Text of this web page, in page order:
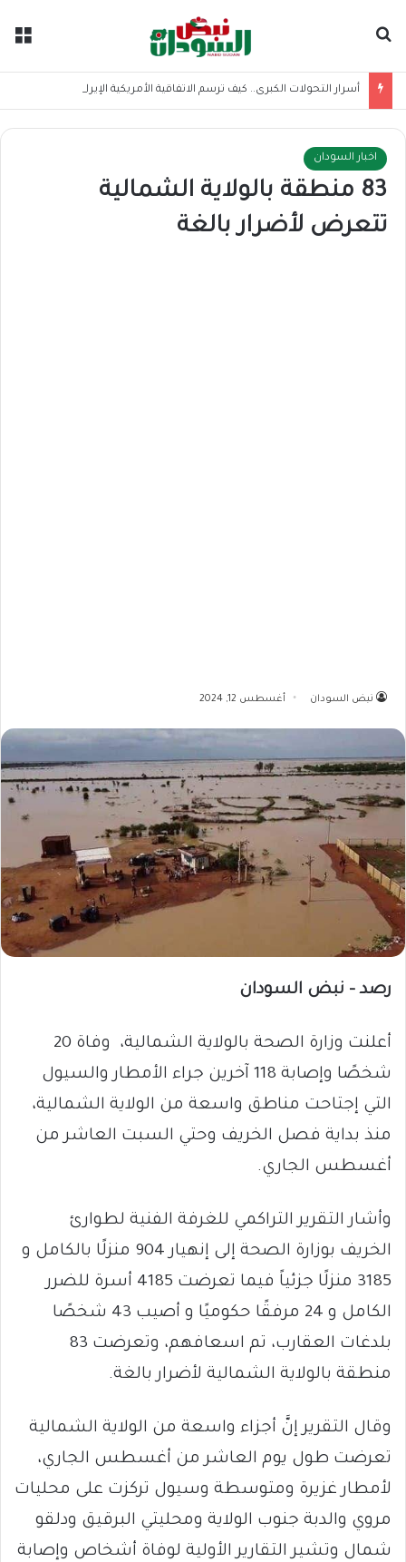
اخبار السودان
83 منطقة بالولاية الشمالية
تتعرض لأضرار بالغة
نبض السودان أغسطس 12, 2024
رصد – نبض السودان
أعلنت وزارة الصحة بالولاية الشمالية، وفاة 20
شخصًا وإصابة 118 آخرين جراء الأمطار والسيول
التي إجتاحت مناطق واسعة من الولاية الشمالية،
منذ بداية فصل الخريف وحتي السبت العاشر من
أغسطس الجاري.
وأشار التقرير التراكمي للغرفة الفنية لطوارئ
الخريف بوزارة الصحة إلى إنهيار 904 منزلًا بالكامل و
3185 منزلًا جزئياً فيما تعرضت 4185 أسرة للضرر
الكامل و 24 مرفقًا حكوميًا و أصيب 43 شخصًا
بلدغات العقارب، تم اسعافهم، وتعرضت 83
منطقة بالولاية الشمالية لأضرار بالغة.
وقال التقرير إنَّ أجزاء واسعة من الولاية الشمالية
تعرضت طول يوم العاشر من أغسطس الجاري،
لأمطار غزيرة ومتوسطة وسيول تركزت على محليات
مروي والدبة جنوب الولاية ومحليتي البرقيق ودلقو
شمال وتشير التقارير الأولية لوفاة أشخاص وإصابة